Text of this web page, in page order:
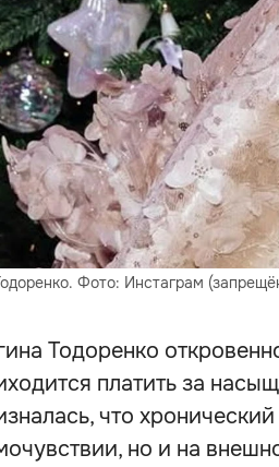
Фото: Инстаграм
Тодоренко
платить за
что
но и на